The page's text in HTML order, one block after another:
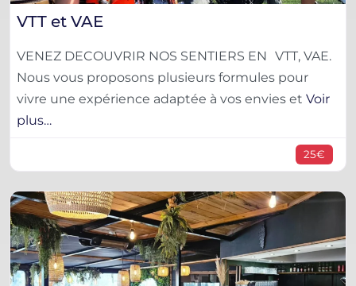
VTT et VAE
VENEZ DECOUVRIR NOS SENTIERS EN VTT, VAE.
Nous vous proposons plusieurs formules pour
vivre une expérience adaptée à vos envies et Voir
plus…
25€